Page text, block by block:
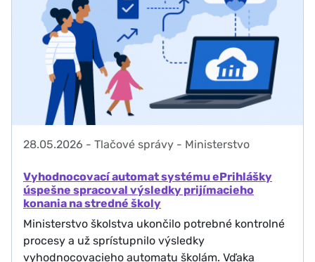
28.05.2026 - Tlačové správy - Ministerstvo
Vyhodnocovací automat systému ePrihlášky
úspešne spracoval výsledky prijímacieho
konania na stredné školy
Ministerstvo školstva ukončilo potrebné kontrolné
procesy a už sprístupnilo výsledky
vyhodnocovacieho automatu školám. Vďaka